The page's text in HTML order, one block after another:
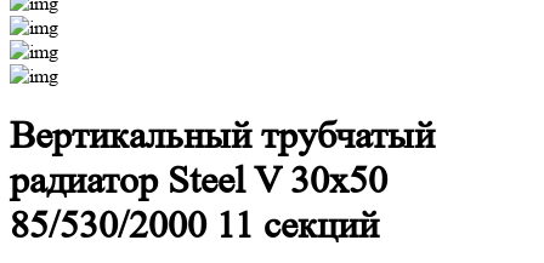
Вертикальный трубчатый
радиатор Steel V 30х50
85/530/2000 11 секций